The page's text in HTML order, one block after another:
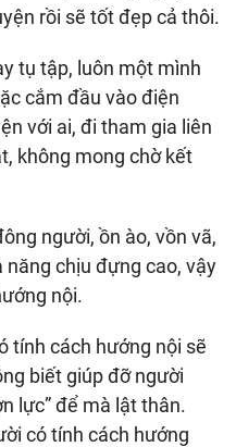
rồi sẽ tốt đẹp cả thôi.
tụ tập, luôn một mình
cắm đầu vào điện
với ai, đi tham gia liên
không mong chờ kết
người, ồn ào, vồn vã,
năng chịu đựng cao, vậy
nội.
tính cách hướng nội sẽ
biết giúp đỡ người
lực” để mà lật thân.
có tính cách hướng